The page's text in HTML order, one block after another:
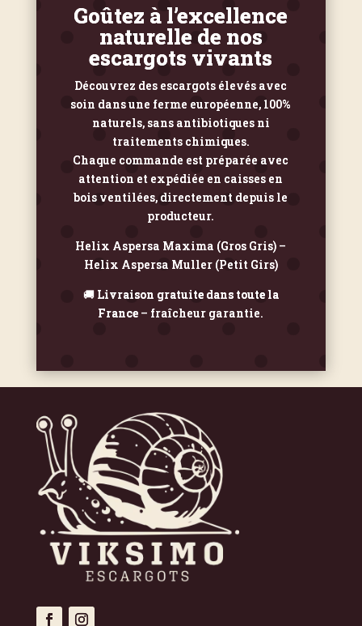
Goûtez à l’excellence
naturelle de nos
escargots vivants
Découvrez des escargots élevés avec
soin dans une ferme européenne, 100%
naturels, sans antibiotiques ni
traitements chimiques.
Chaque commande est préparée avec
attention et expédiée en caisses en
bois ventilées, directement depuis le
producteur.
Helix Aspersa Maxima (Gros Gris) –
Helix Aspersa Muller (Petit Girs)
🚚 Livraison gratuite dans toute la
France – fraîcheur garantie.